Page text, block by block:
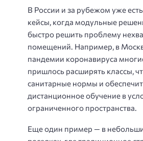
В России и за рубежом уже
кейсы, когда модульные
быстро решить проблему
помещений. Например, в
пандемии коронавируса
пришлось расширять классы,
санитарные нормы и
дистанционное обучение в
ограниченного пространства.
Еще один пример — в